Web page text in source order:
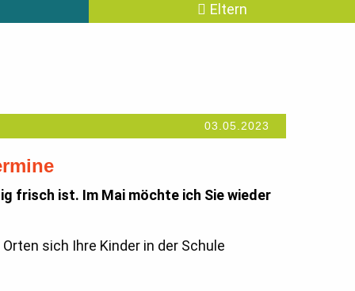
Eltern
03.05.2023
frisch ist. Im Mai möchte ich Sie wieder
sich Ihre Kinder in der Schule